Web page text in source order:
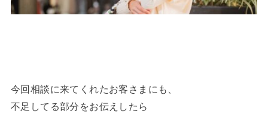
今回相談に来てくれたお客さまにも、
不足してる部分をお伝えしたら